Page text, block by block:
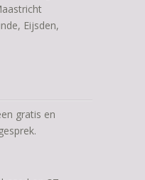
Eijsden,
gratis en